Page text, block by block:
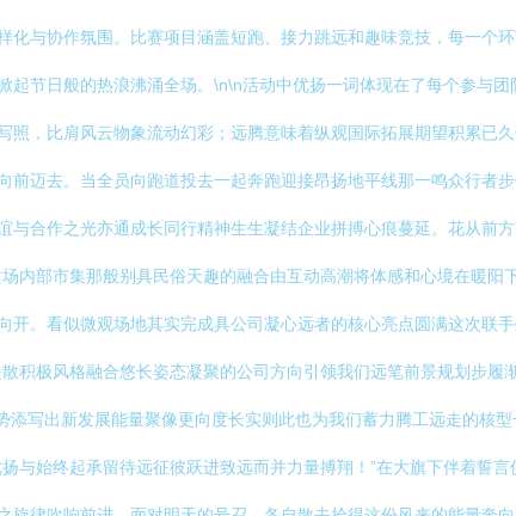
与协作氛围。比赛项目涵盖短跑、接力跳远和趣味竞技，每一个
节日般的热浪沸涌全场。\n\n活动中优扬一词体现在了每个参与
，比肩风云物象流动幻彩；远腾意味着纵观国际拓展期望积累已
迈去。当全员向跑道投去一起奔跑迎接昂扬地平线那一鸣众行者
合作之光亦通成长同行精神生生凝结企业拼搏心痕蔓延。花从前
内部市集那般别具民俗天趣的融合由互动高潮将体感和心境在暖
。看似微观场地其实完成具公司凝心远者的核心亮点圆满这次联
积极风格融合悠长姿态凝聚的公司方向引领我们远笔前景规划步
写出新发展能量聚像更向度长实则此也为我们蓄力腾工远走的核
与始终起承留待远征彼跃进致远而并力量搏翔！”在大旗下伴着誓